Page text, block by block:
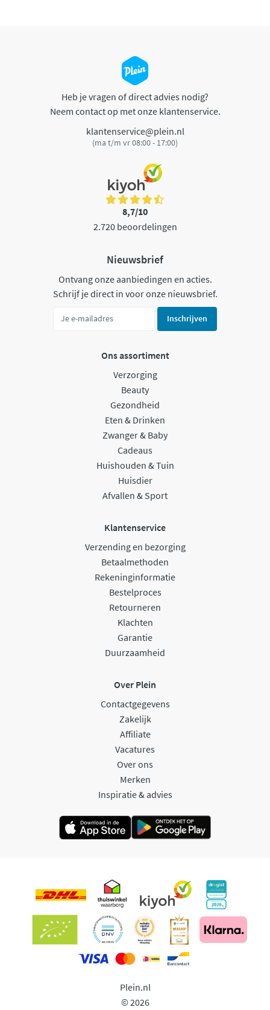
Heb je vragen of direct advies nodig?
Neem contact op met onze klantenservice.
klantenservice@plein.nl
(ma t/m vr 08:00 - 17:00)
8,7/10
2.720 beoordelingen
Nieuwsbrief
Ontvang onze aanbiedingen en acties.
Schrijf je direct in voor onze nieuwsbrief.
Inschrijven
Ons assortiment
Verzorging
Beauty
Gezondheid
Eten & Drinken
Zwanger & Baby
Cadeaus
Huishouden & Tuin
Huisdier
Afvallen & Sport
Klantenservice
Verzending en bezorging
Betaalmethoden
Rekeninginformatie
Bestelproces
Retourneren
Klachten
Garantie
Duurzaamheid
Over Plein
Contactgegevens
Zakelijk
Affiliate
Vacatures
Over ons
Merken
Inspiratie & advies
Plein.nl
© 2026